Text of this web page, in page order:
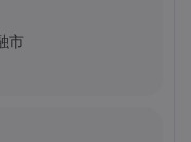
市